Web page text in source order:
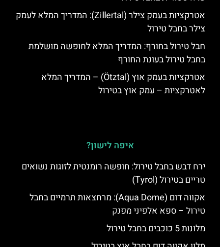
אטרקציות בעמק צילר (Zillertal): המדריך המלא לעמק
צילר בחבל טירול
חבל טירול בחורף: המדריך המלא לחופשה מושלמת
בחבל טירול בעונת החורף
אטרקציות בעמק אוץ (Ötztal) – המדריך המלא
לאטרקציות – עמק אוץ בטירול
איפה לישון?
ירח דבש בחבל טירול: חופשה רומנטית לזוגות נשואים
טריים בטירול (Tyrol)
אקווה דום (Aqua Dome): מרחצאות תרמיים בחבל
טירול – ספא אלפיני מפנק
מלונות 5 כוכבים בחבל טירול